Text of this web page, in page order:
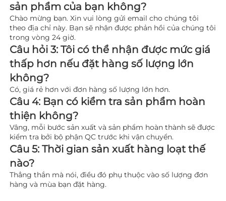
sản phẩm của bạn không?
Chào mừng bạn. Xin vui lòng gửi email cho chúng tôi
theo địa chỉ này. Bạn sẽ nhận được phản hồi của chúng tôi
trong vòng 24 giờ.
Câu hỏi 3: Tôi có thể nhận được mức giá
thấp hơn nếu đặt hàng số lượng lớn
không?
Có, giá rẻ hơn với đơn hàng số lượng lớn hơn.
Câu 4: Bạn có kiểm tra sản phẩm hoàn
thiện không?
Vâng, mỗi bước sản xuất và sản phẩm hoàn thành sẽ được
kiểm tra bởi bộ phận QC trước khi vận chuyển.
Câu 5: Thời gian sản xuất hàng loạt thế
nào?
Thẳng thắn mà nói, điều đó phụ thuộc vào số lượng đơn
hàng và mùa bạn đặt hàng.